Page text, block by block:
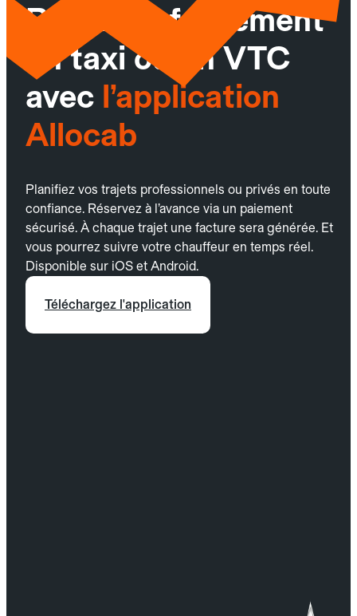
Réservez facilement
un taxi ou un VTC
avec l’application
Allocab
Planifiez vos trajets professionnels ou privés en toute
confiance. Réservez à l’avance via un paiement
sécurisé. À chaque trajet une facture sera générée. Et
vous pourrez suivre votre chauffeur en temps réel.
Disponible sur iOS et Android.
Téléchargez l'application